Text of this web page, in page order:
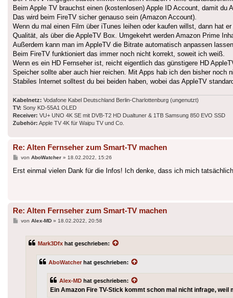
Beim Apple TV brauchst einen (kostenlosen) Apple ID Account, damit du
Das wird beim FireTV sicher genauso sein (Amazon Account).
Wenn du mal einen Film über iTunes leihen oder kaufen willst, dann hat
Qualität, als über die AppleTV Box. Umgekehrt werden Amazon Prime
Außerdem kann man im AppleTV die Bitrate automatisch anpassen
Beim FireTV funktioniert das immer noch nicht korrekt, soweit ich weiß.
Wenn es ein HD Fernseher ist, reicht eigentlich das günstigere HD
Speicher sollte aber auch hier reichen. Mit Apps hab ich den bisher noch
Stabiles Internet solltest du bei beiden haben, wobei das AppleTV
Kabelnetz: Vodafone Kabel Deutschland Berlin-Charlottenburg (ungenutzt)
TV: Sony KD-55A1 OLED
Receiver: VU+ UNO 4K SE mit DVB-T2 HD Dualtuner & 1TB Samsung 850 EVO SSD
Zubehör: Apple TV 4K für Waipu TV und Co.
Re: Alten Fernseher zum Smart-TV machen
Beitrag
von AboWatcher» 18.02.2022, 15:26
Erst einmal vielen Dank für die Infos! Ich denke, dass ich mich
Re: Alten Fernseher zum Smart-TV machen
Beitrag
von Alex-MD» 18.02.2022, 20:58
Mark3Dfx hat geschrieben:
AboWatcher hat geschrieben:
Alex-MD hat geschrieben:
Ein Amazon Fire TV-Stick kommt schon mal nicht infrage,